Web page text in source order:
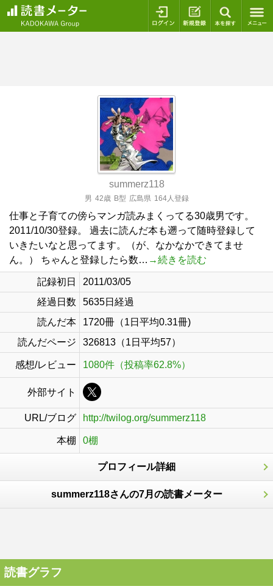
ログイン 新規登録
summerz118
男 42歳 B型 広島県 164人登録
仕事と子育ての傍らマンガ読みまくってる30歳男です。
2011/10/30登録。 過去に読んだ本も遡って随時登録して
いきたいなと思ってます。（が、なかなかできてませ
ん。） ちゃんと登録したら数… →続きを読む
記録初日
2011/03/05
経過日数
5635日経過
読んだ本
1720冊（1日平均0.31冊)
読んだページ
326813（1日平均57）
感想/レビュー 1080件（投稿率62.8%）
外部サイト
URL/ブログ http://twilog.org/summerz118
本棚 0棚
プロフィール詳細
summerz118さんの7月の読書メーター
読書グラフ